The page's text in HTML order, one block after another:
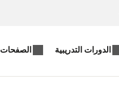
الدورات التدريبية الصفحات